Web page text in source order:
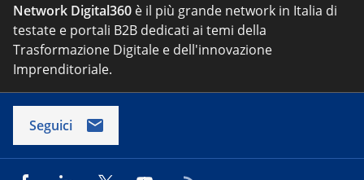
Network Digital360 è il più grande network in Italia di
testate e portali B2B dedicati ai temi della
Trasformazione Digitale e dell'innovazione
Imprenditoriale.
Seguici